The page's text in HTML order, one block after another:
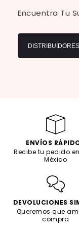
Encuentra Tu
DISTRIBUIDORES
ENVÍOS
Recibe tu pedido
México
DEVOLUCIONES
Queremos que
compra